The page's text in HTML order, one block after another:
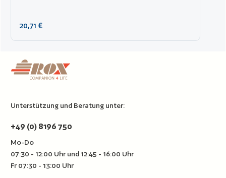
Regulärer Preis:
20,71 €
Unterstützung und Beratung unter:
+49 (0) 8196 750
Mo-Do
07:30 - 12:00 Uhr und 12:45 - 16:00 Uhr
Fr 07:30 - 13:00 Uhr